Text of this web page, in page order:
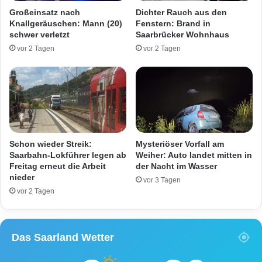
r
s
n
a
l
l
i
n
Q
u
i
e
r
r
e
s
u
n
f
a
l
l
i
n
L
c
Großeinsatz nach
Knallgeräuschen: Mann (20)
schwer verletzt
vor 2 Tagen
Dichter Rauch aus den
Fenstern: Brand in
Saarbrücker Wohnhaus
vor 2 Tagen
Schon wieder Streik:
Saarbahn-Lokführer legen ab
Freitag erneut die Arbeit
nieder
vor 2 Tagen
Mysteriöser Vorfall am
Weiher: Auto landet mitten in
der Nacht im Wasser
vor 3 Tagen
Das Saarland Wetter